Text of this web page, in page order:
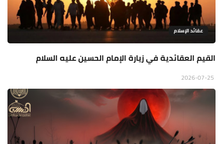
عقائد الإسلام
القيم العقائدية في زيارة الإمام الحسين عليه السلام